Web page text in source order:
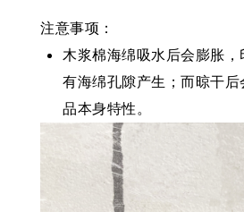
注意事项：
木浆棉海绵吸水后会膨胀
有海绵孔隙产生；而晾干
品本身特性。